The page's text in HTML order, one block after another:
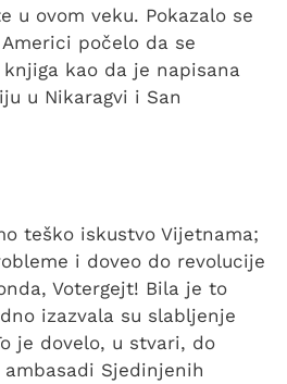
u ovom veku. Pokazalo se
počelo da se
kao da je napisana
u Nikaragvi i San
teško iskustvo Vijetnama;
i doveo do revolucije
Votergejt! Bila je to
izazvala su slabljenje
je dovelo, u stvari, do
Sjedinjenih